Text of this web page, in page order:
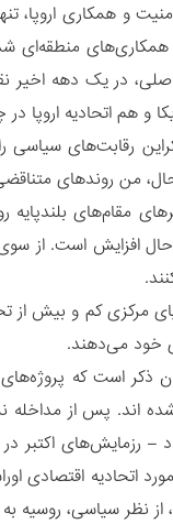
و همکاری اروپا،
همکاری‌های منطقه‌ای
اصلی، در یک دهه
"1+5" با آسیای مرکزی همکاری می‌کنند. البته این علاقه قبل
رقابت‌های
من روندهای
مقام‌های
حال افزایش است. از
مرکزی کم و بیش از
خود می‌دهند.
ذکر است که
اند. پس از مداخله
– رزمایش‌های اکتبر
اتحادیه اقتصادی
از نظر سیاسی،